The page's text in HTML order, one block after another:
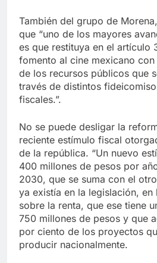
También del grupo de
que “uno de los mayores
es que restituya en el artículo
fomento al cine mexicano
de los recursos públicos que
través de distintos
fiscales.”.
No se puede desligar la
reciente estímulo fiscal
de la república. “Un nuevo
400 millones de pesos por
2030, que se suma con el
ya existía en la legislación, en
sobre la renta, que ese tiene
750 millones de pesos y que
por ciento de los proyectos
producir nacionalmente.